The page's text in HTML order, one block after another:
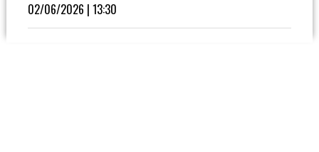
Biblioteca
02/06/2026 | 13:30